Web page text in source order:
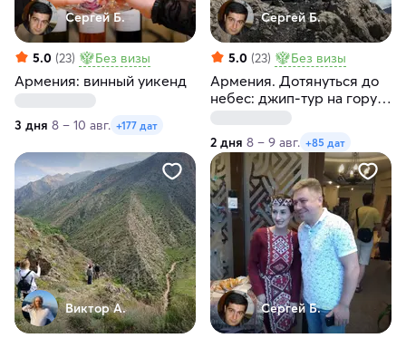
Сергей Б.
5.0 (23) Без визы
Армения: винный уикенд
3 дня 8 – 10 авг. +177 дат
Сергей Б.
5.0 (23) Без визы
Армения. Дотянуться до
небес: джип-тур на гору
2 дня 8 – 9 авг. +85 дат
Виктор А. Сергей Б.